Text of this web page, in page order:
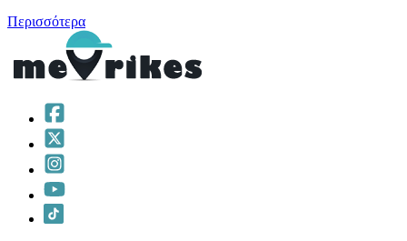
Περισσότερα